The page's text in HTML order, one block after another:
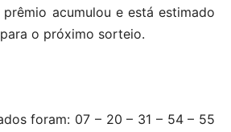
acumulou e está estimado
o próximo sorteio.
foram: 07 – 20 – 31 – 54 – 55